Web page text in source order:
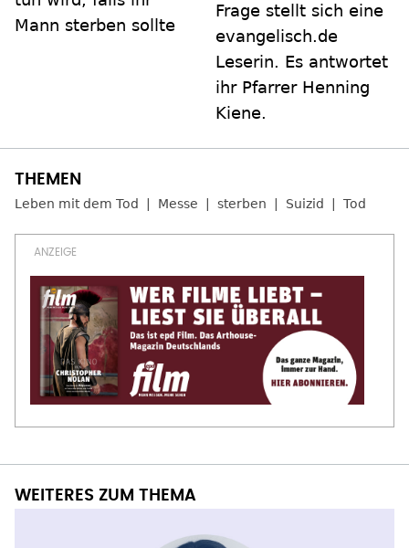
Mann sterben sollte
Frage stellt sich eine
evangelisch.de
Leserin. Es antwortet
ihr Pfarrer Henning
Kiene.
Leben mit dem Tod Messe sterben Suizid Tod
WEITERES ZUM THEMA